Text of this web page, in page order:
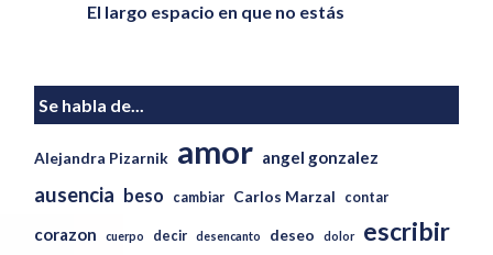
El largo espacio en que no estás
Se habla de...
Alejandra Pizarnik amor angel gonzalez
ausencia beso cambiar Carlos Marzal contar
corazon cuerpo decir desencanto deseo dolor escribir